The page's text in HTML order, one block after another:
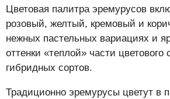
Цветовая палитра эремурусов
розовый, желтый, кремовый и
нежных пастельных вариациях и
оттенки «теплой» части
гибридных сортов.
Традиционно эремурусы цветут в